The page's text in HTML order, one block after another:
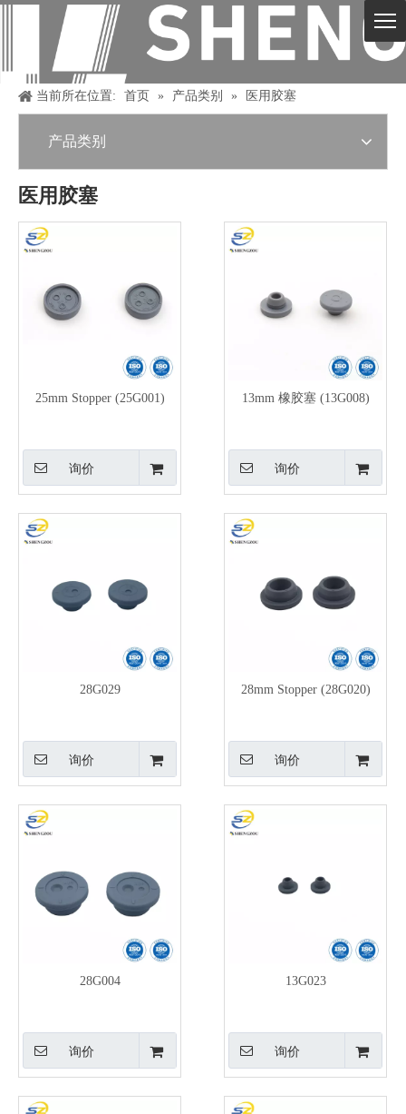
下载
当前所在位置: 首页 » 产品类别 » 医用胶塞
产品类别
医用胶塞
25mm Stopper (25G001)
询价
13mm 橡胶塞 (13G008)
询价
28G029
询价
28mm Stopper (28G020)
询价
28G004
询价
13G023
询价